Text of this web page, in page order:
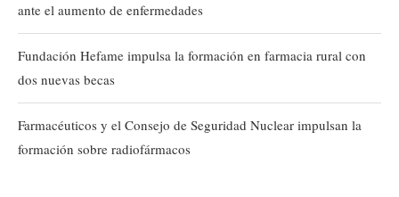
ante el aumento de enfermedades
Fundación Hefame impulsa la formación en farmacia rural con
dos nuevas becas
Farmacéuticos y el Consejo de Seguridad Nuclear impulsan la
formación sobre radiofármacos